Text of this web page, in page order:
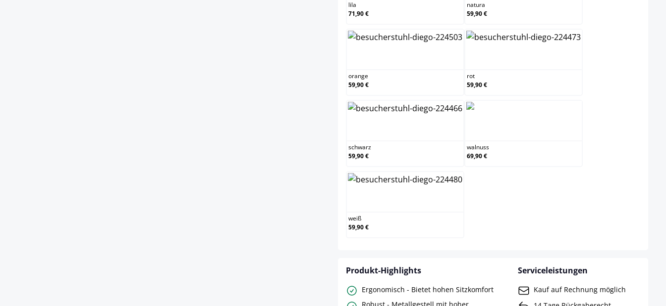
lila
71,90 €
natura
59,90 €
orange
59,90 €
rot
59,90 €
schwarz
59,90 €
walnuss
69,90 €
weiß
59,90 €
Produkt-Highlights
Ergonomisch - Bietet hohen Sitzkomfort
Serviceleistungen
Kauf auf Rechnung möglich